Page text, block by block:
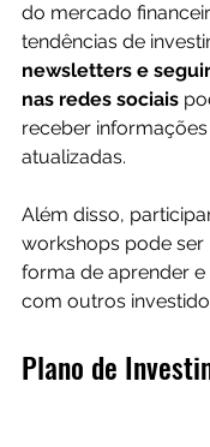
do mercado
tendências de
newsletters e
nas redes sociais
receber
atualizadas.
Além disso,
workshops pode ser
forma de aprender
com outros
Plano de